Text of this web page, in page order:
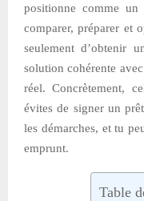
positionne comme un
comparer, préparer et
seulement d’obtenir
solution cohérente
réel. Concrètement,
évites de signer un
les démarches, et tu
emprunt.
Table